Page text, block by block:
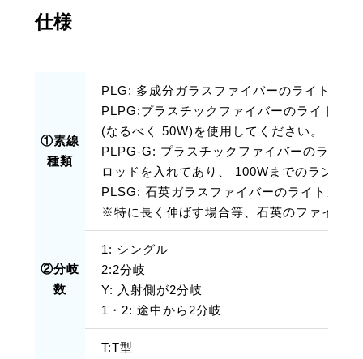
仕様
①素線
種類
PLG: 多成分ガラスファイバーのライトガイ
PLPG:プラスチックファイバーのライトガ
(なるべく 50W)を使用してください。
PLPG-G: プラスチックファイバーのライト
ロッドを入れてあり、 100Wまでのランプ
PLSG: 石英ガラスファイバーのライトガイ
※特に長く伸ばす場合等、石英のファイバ
②分岐
数
1: シングル
2:2分岐
Y: 入射側が2分岐
1・2: 途中から2分岐
T:T型